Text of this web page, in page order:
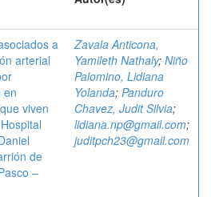
a
arterial
en
viven
de
–
Zavala Anticona,
Yamileth Nathaly; Niño
Palomino, Lidiana
Yolanda; Panduro
Chavez, Judit Silvia;
lidiana.np@gmail.com;
juditpch23@gmail.com